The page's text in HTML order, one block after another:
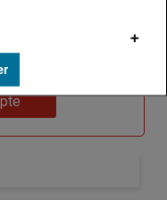
créez votre
Caracterres.